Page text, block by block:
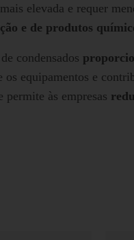
elevada e requer
e de produtos
condensados
equipamentos e
às empresas